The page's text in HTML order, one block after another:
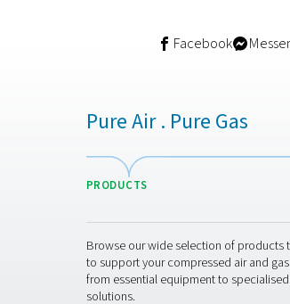
voor
Hoewel
nodig en
Als uw
echter
eenvoud